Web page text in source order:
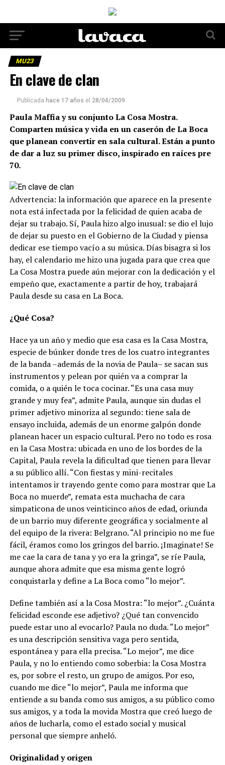
MU23
En clave de clan
Publicada hace 17 años el 28/04/2009
Paula Maffia y su conjunto La Cosa Mostra.
Comparten música y vida en un caserón de La Boca
que planean convertir en sala cultural. Están a punto
de dar a luz su primer disco, inspirado en raíces pre
70.
Advertencia: la información que aparece en la presente
nota está infectada por la felicidad de quien acaba de
dejar su trabajo. Sí, Paula hizo algo inusual: se dio el lujo
de dejar su puesto en el Gobierno de la Ciudad y piensa
dedicar ese tiempo vacío a su música. Días bisagra si los
hay, el calendario me hizo una jugada para que crea que
La Cosa Mostra puede aún mejorar con la dedicación y el
empeño que, exactamente a partir de hoy, trabajará
Paula desde su casa en La Boca.
¿Qué Cosa?
Hace ya un año y medio que esa casa es la Casa Mostra,
especie de búnker donde tres de los cuatro integrantes
de la banda –además de la novia de Paula– se sacan sus
instrumentos y pelean por quién va a comprar la
comida, o a quién le toca cocinar. “Es una casa muy
grande y muy fea”, admite Paula, aunque sin dudas el
primer adjetivo minoriza al segundo: tiene sala de
ensayo incluida, además de un enorme galpón donde
planean hacer un espacio cultural. Pero no todo es rosa
en la Casa Mostra: ubicada en uno de los bordes de la
Capital, Paula revela la dificultad que tienen para llevar
a su público allí. “Con fiestas y mini-recitales
intentamos ir trayendo gente como para mostrar que La
Boca no muerde”, remata esta muchacha de cara
simpaticona de unos veinticinco años de edad, oriunda
de un barrio muy diferente geográfica y socialmente al
del equipo de la rivera: Belgrano. “Al principio no me fue
fácil, éramos como los gringos del barrio. ¡Imaginate! Se
me cae la cara de tana y yo era la gringa”, se ríe Paula,
aunque ahora admite que esa misma gente logró
conquistarla y define a La Boca como “lo mejor”.
Define también así a la Cosa Mostra: “lo mejor”. ¿Cuánta
felicidad esconde ese adjetivo? ¿Qué tan convencido
puede estar uno al evocarlo? Paula no duda. “Lo mejor”
es una descripción sensitiva vaga pero sentida,
espontánea y para ella precisa. “Lo mejor”, me dice
Paula, y no lo entiendo como soberbia: la Cosa Mostra
es, por sobre el resto, un grupo de amigos. Por eso,
cuando me dice “lo mejor”, Paula me informa que
entiende a su banda como sus amigos, a su público como
sus amigos, y a toda la movida Mostra que creó luego de
años de lucharla, como el estado social y musical
personal que siempre anheló.
Originalidad y origen